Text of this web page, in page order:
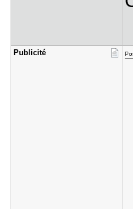
Publicité